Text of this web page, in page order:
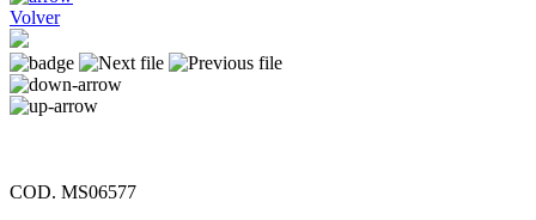
Volver
COD. MS06577